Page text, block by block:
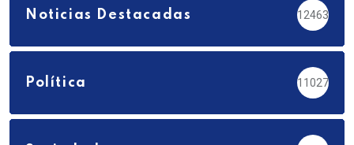
Noticias Destacadas 12463
Política 11027